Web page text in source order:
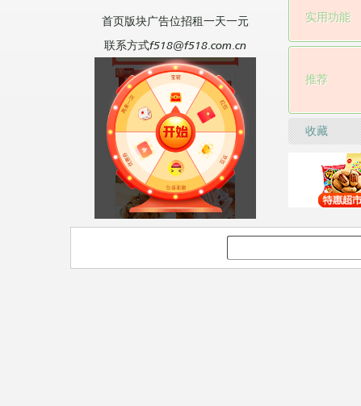
实用功能
推荐
收藏
首页版块广告位招租一天一元
联系方式f518@f518.com.cn